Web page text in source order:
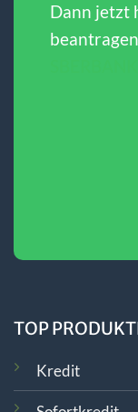
Dann jetzt
TOP
Kredit